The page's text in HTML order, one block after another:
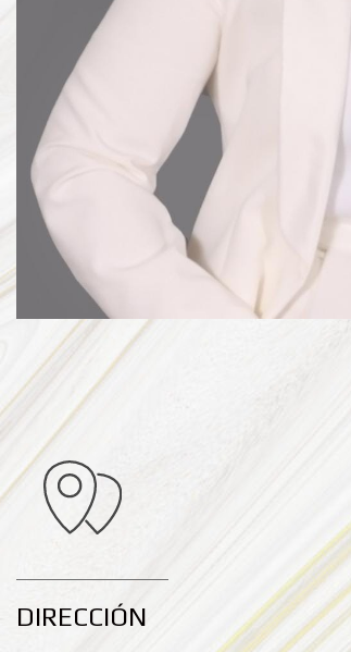
DIRECCIÓN